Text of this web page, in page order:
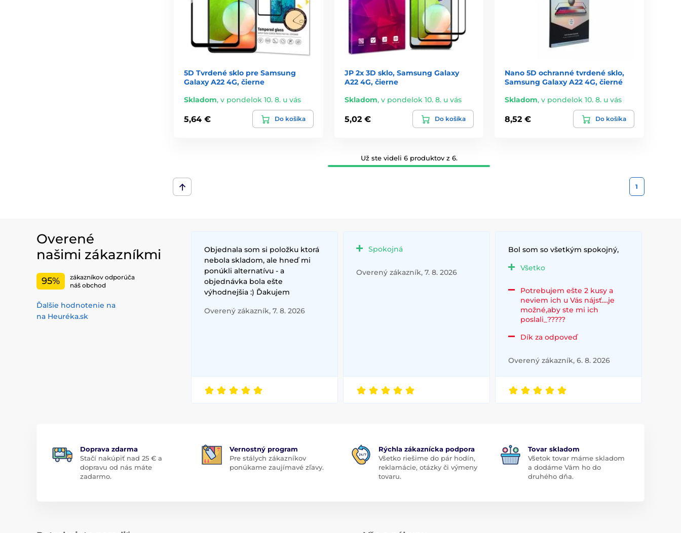
5D Tvrdené sklo pre Samsung
Galaxy A22 4G, čierne
Skladom, v pondelok 10. 8. u vás
5,64 € Do košíka
JP 2x 3D sklo, Samsung Galaxy
A22 4G, čierne
Skladom, v pondelok 10. 8. u vás
5,02 € Do košíka
Nano 5D ochranné tvrdené sklo,
Samsung Galaxy A22 4G, čierné
Skladom,v pondelok 10. 8. u vás
8,52 € Do košíka
Už ste videli 6 produktov z 6.
1
Overené
našimi zákazníkmi
95%
zákazníkov odporúča
náš obchod
Ďalšie hodnotenie na
na Heuréka.sk
Objednala som si položku ktorá
nebola skladom, ale hneď mi
ponúkli alternatívu - a
objednávka bola ešte
výhodnejšia :) Ďakujem
Overený zákazník, 7. 8. 2026
Spokojná
Overený zákazník, 7. 8. 2026
Bol som so všetkým spokojný,
Všetko
Potrebujem ešte 2 kusy a
neviem ich u Vás nájsť....je
možné,aby ste mi ich
poslali_?????
Dík za odpoveď
Overený zákazník, 6. 8. 2026
Doprava zdarma
Stačí nakúpiť nad 25 € a
dopravu od nás máte
zadarmo.
Vernostný program
Pre stálych zákazníkov
ponúkame zaujímavé zľavy.
Rýchla zákaznícka podpora
Všetko riešime do pár hodín,
reklamácie, otázky či výmeny
tovaru.
Tovar skladom
Všetok tovar máme skladom
a dodáme Vám ho do
druhého dňa.